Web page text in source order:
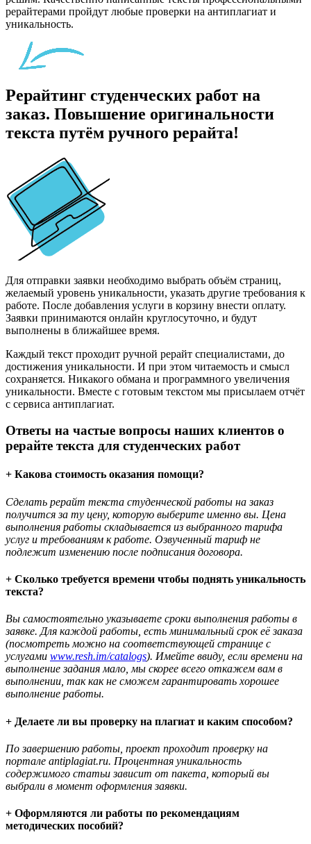
рерайтерами пройдут любые проверки на антиплагиат и
уникальность.
Рерайтинг студенческих работ на
заказ. Повышение оригинальности
текста путём ручного рерайта!
Для отправки заявки необходимо выбрать объём страниц,
желаемый уровень уникальности, указать другие требования к
работе. После добавления услуги в корзину внести оплату.
Заявки принимаются онлайн круглосуточно, и будут
выполнены в ближайшее время.
Каждый текст проходит ручной рерайт специалистами, до
достижения уникальности. И при этом читаемость и смысл
сохраняется. Никакого обмана и программного увеличения
уникальности. Вместе с готовым текстом мы присылаем отчёт
с сервиса антиплагиат.
Ответы на частые вопросы наших клиентов о
рерайте текста для студенческих работ
+ Какова стоимость оказания помощи?
Сделать рерайт текста студенческой работы на заказ
получится за ту цену, которую выберите именно вы. Цена
выполнения работы складывается из выбранного тарифа
услуг и требованиям к работе. Озвученный тариф не
подлежит изменению после подписания договора.
+ Сколько требуется времени чтобы поднять уникальность
текста?
Вы самостоятельно указываете сроки выполнения работы в
заявке. Для каждой работы, есть минимальный срок её заказа
(посмотреть можно на соответствующей странице с
услугами www.resh.im/catalogs). Имейте ввиду, если времени на
выполнение задания мало, мы скорее всего откажем вам в
выполнении, так как не сможем гарантировать хорошее
выполнение работы.
+ Делаете ли вы проверку на плагиат и каким способом?
По завершению работы, проект проходит проверку на
портале antiplagiat.ru. Процентная уникальность
содержимого статьи зависит от пакета, который вы
выбрали в момент оформления заявки.
+ Оформляются ли работы по рекомендациям
методических пособий?